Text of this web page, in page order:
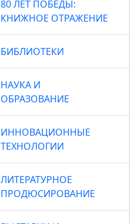
80 ЛЕТ ПОБЕДЫ:
КНИЖНОЕ ОТРАЖЕНИЕ
БИБЛИОТЕКИ
НАУКА И
ОБРАЗОВАНИЕ
ИННОВАЦИОННЫЕ
ТЕХНОЛОГИИ
ЛИТЕРАТУРНОЕ
ПРОДЮСИРОВАНИЕ